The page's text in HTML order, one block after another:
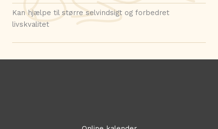
Kan hjælpe til større selvindsigt og forbedret
livskvalitet